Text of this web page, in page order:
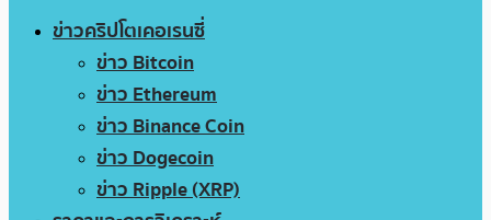
ข่าวคริปโตเคอเรนซี่
ข่าว Bitcoin
ข่าว Ethereum
ข่าว Binance Coin
ข่าว Dogecoin
ข่าว Ripple (XRP)